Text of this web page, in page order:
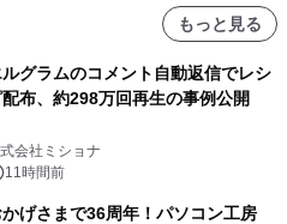
もっと見る
ルグラムのコメント自動返信でレシ
配布、約298万回再生の事例公開
会社ミショナ
11時間前
かげさまで36周年！パソコン工房